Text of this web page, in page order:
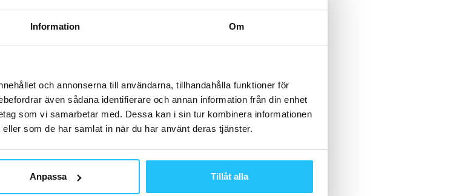
Information Om
och annonserna till användarna, tillhandahålla funktioner för
även sådana identifierare och annan information från din enhet
som vi samarbetar med. Dessa kan i sin tur kombinera informationen
som de har samlat in när du har använt deras tjänster.
Anpassa Tillåt alla
till en början kring